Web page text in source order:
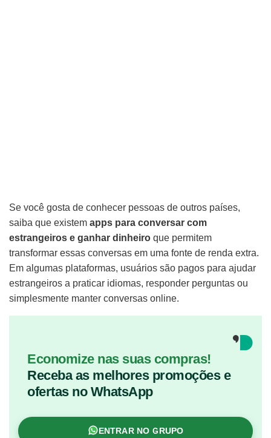
Se você gosta de conhecer pessoas de outros países,
saiba que existem apps para conversar com
estrangeiros e ganhar dinheiro que permitem
transformar essas conversas em uma fonte de renda extra.
Em algumas plataformas, usuários são pagos para ajudar
estrangeiros a praticar idiomas, responder perguntas ou
simplesmente manter conversas online.
Economize nas suas compras!
Receba as melhores promoções e
ofertas no WhatsApp
ENTRAR NO GRUPO